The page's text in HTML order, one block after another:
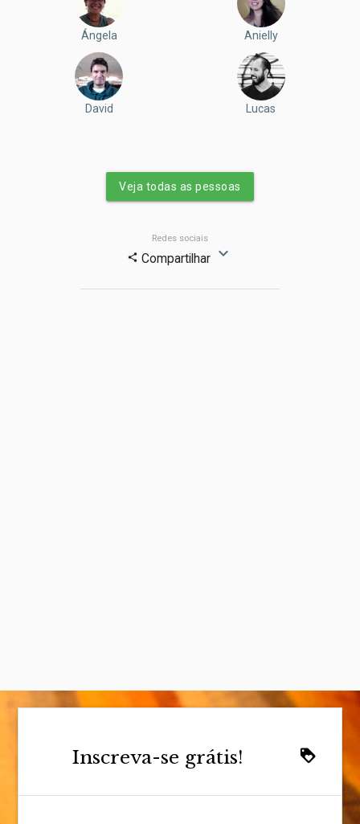
Ángela Anielly
David Lucas
Veja todas as pessoas
Redes sociais
share Compartilhar expand_more
loyalty
Inscreva-se grátis!